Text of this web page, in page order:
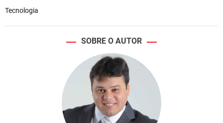
Tecnologia
SOBRE O AUTOR